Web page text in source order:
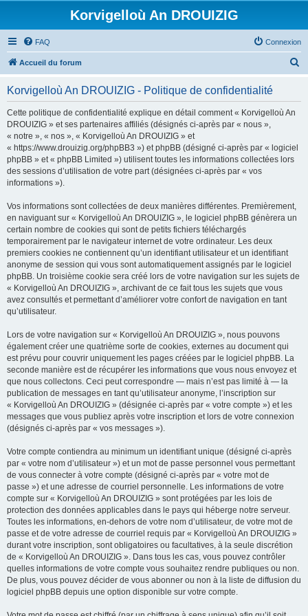
Korvigelloù An DROUIZIG
FAQ Connexion
Accueil du forum
Korvigelloù An DROUIZIG - Politique de confidentialité
Cette politique de confidentialité explique en détail comment « Korvigelloù An
DROUIZIG » et ses partenaires affiliés (désignés ci-après par « nous »,
« notre », « nos », « Korvigelloù An DROUIZIG » et
« https://www.drouizig.org/phpBB3 ») et phpBB (désigné ci-après par « logiciel
phpBB » et « phpBB Limited ») utilisent toutes les informations collectées lors
des sessions d’utilisation de votre part (désignées ci-après par « vos
informations »).
Vos informations sont collectées de deux manières différentes. Premièrement,
en naviguant sur « Korvigelloù An DROUIZIG », le logiciel phpBB génèrera un
certain nombre de cookies qui sont de petits fichiers téléchargés
temporairement par le navigateur internet de votre ordinateur. Les deux
premiers cookies ne contiennent qu’un identifiant utilisateur et un identifiant
anonyme de session qui vous sont automatiquement assignés par le logiciel
phpBB. Un troisième cookie sera créé lors de votre navigation sur les sujets de
« Korvigelloù An DROUIZIG », archivant de ce fait tous les sujets que vous
avez consultés et permettant d’améliorer votre confort de navigation en tant
qu’utilisateur.
Lors de votre navigation sur « Korvigelloù An DROUIZIG », nous pouvons
également créer une quatrième sorte de cookies, externes au document qui
est prévu pour couvrir uniquement les pages créées par le logiciel phpBB. La
seconde manière est de récupérer les informations que vous nous envoyez et
que nous collectons. Ceci peut correspondre — mais n’est pas limité à — la
publication de messages en tant qu’utilisateur anonyme, l’inscription sur
« Korvigelloù An DROUIZIG » (désignée ci-après par « votre compte ») et les
messages que vous publiez après votre inscription et lors de votre connexion
(désignés ci-après par « vos messages »).
Votre compte contiendra au minimum un identifiant unique (désigné ci-après
par « votre nom d’utilisateur ») et un mot de passe personnel vous permettant
de vous connecter à votre compte (désigné ci-après par « votre mot de
passe ») et une adresse de courriel personnelle. Les informations de votre
compte sur « Korvigelloù An DROUIZIG » sont protégées par les lois de
protection des données applicables dans le pays qui héberge notre serveur.
Toutes les informations, en-dehors de votre nom d’utilisateur, de votre mot de
passe et de votre adresse de courriel requis par « Korvigelloù An DROUIZIG »
durant votre inscription, sont obligatoires ou facultatives, à la seule discrétion
de « Korvigelloù An DROUIZIG ». Dans tous les cas, vous pouvez contrôler
quelles informations de votre compte vous souhaitez rendre publiques ou non.
De plus, vous pouvez décider de vous abonner ou non à la liste de diffusion du
logiciel phpBB depuis une option disponible sur votre compte.